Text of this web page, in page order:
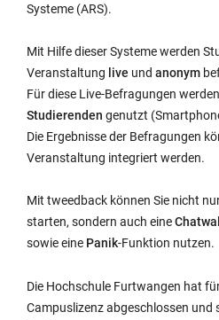
Systeme (ARS).
Mit Hilfe dieser Systeme werden
Veranstaltung live und anonym
Für diese Live-Befragungen
Studierenden genutzt
Die Ergebnisse der Befragungen
Veranstaltung integriert werden.
Mit tweedback können Sie nicht
starten, sondern auch eineChatwall
sowie eine Panik-Funktion nutzen.
Die Hochschule Furtwangen hat
Campuslizenz abgeschlossen und